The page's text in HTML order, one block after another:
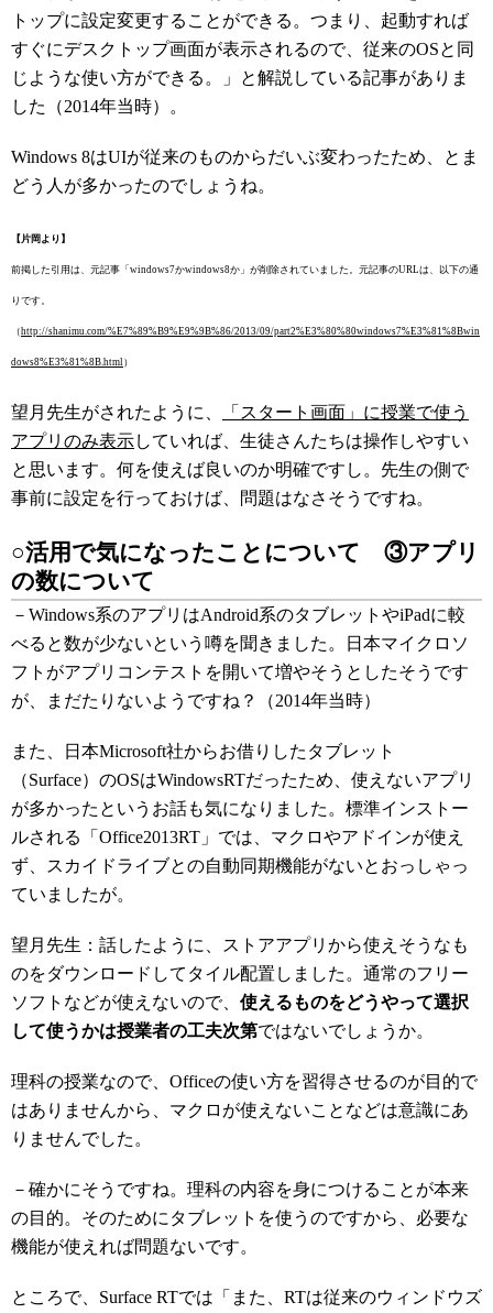
トップに設定変更することができる。つまり、起動すれば
すぐにデスクトップ画面が表示されるので、従来のOSと同
じような使い方ができる。」と解説している記事がありま
した（2014年当時）。
Windows 8はUIが従来のものからだいぶ変わったため、とま
どう人が多かったのでしょうね。
【片岡より】
前掲した引用は、元記事「windows7かwindows8か」が削除されていました。元記事のURLは、以下の通
りです。
（http://shanimu.com/%E7%89%B9%E9%9B%86/2013/09/part2%E3%80%80windows7%E3%81%8Bwin
dows8%E3%81%8B.html）
望月先生がされたように、
「スタート画面」に授業で使う
アプリのみ表示していれば、生徒さんたちは操作しやすい
と思います。何を使えば良いのか明確ですし。先生の側で
事前に設定を行っておけば、問題はなさそうですね。
○活用で気になったことについて ③アプリ
の数について
－Windows系のアプリはAndroid系のタブレットやiPadに較
べると数が少ないという噂を聞きました。日本マイクロソ
フトがアプリコンテストを開いて増やそうとしたそうです
が、まだたりないようですね？（2014年当時）
また、日本Microsoft社からお借りしたタブレット
（Surface）のOSはWindowsRTだったため、使えないアプリ
が多かったというお話も気になりました。標準インストー
ルされる「Office2013RT」では、マクロやアドインが使え
ず、スカイドライブとの自動同期機能がないとおっしゃっ
ていましたが。
望月先生：話したように、ストアアプリから使えそうなも
のをダウンロードしてタイル配置しました。通常のフリー
ソフトなどが使えないので、 使えるものをどうやって選択
して使うかは授業者の工夫次第ではないでしょうか。
理科の授業なので、Officeの使い方を習得させるのが目的で
はありませんから、マクロが使えないことなどは意識にあ
りませんでした。
－確かにそうですね。理科の内容を身につけることが本来
の目的。そのためにタブレットを使うのですから、必要な
機能が使えれば問題ないです。
ところで、Surface RTでは「また、RTは従来のウィンドウズ